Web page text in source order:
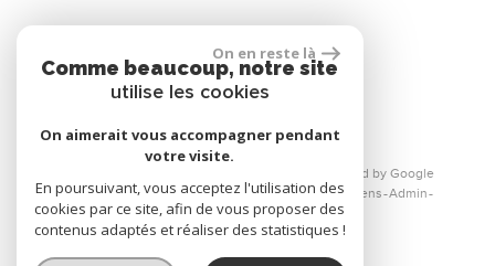
réalisé par
© 2026 | Tous droits réservés | Traduction powered by Google
Plan du site Mentions légales Nos honoraires Liens Admin
Toutes nos annonces
On en reste là
Comme beaucoup, notre site
utilise les cookies
On aimerait vous accompagner pendant
votre visite.
En poursuivant, vous acceptez l'utilisation des
cookies par ce site, afin de vous proposer des
contenus adaptés et réaliser des statistiques !